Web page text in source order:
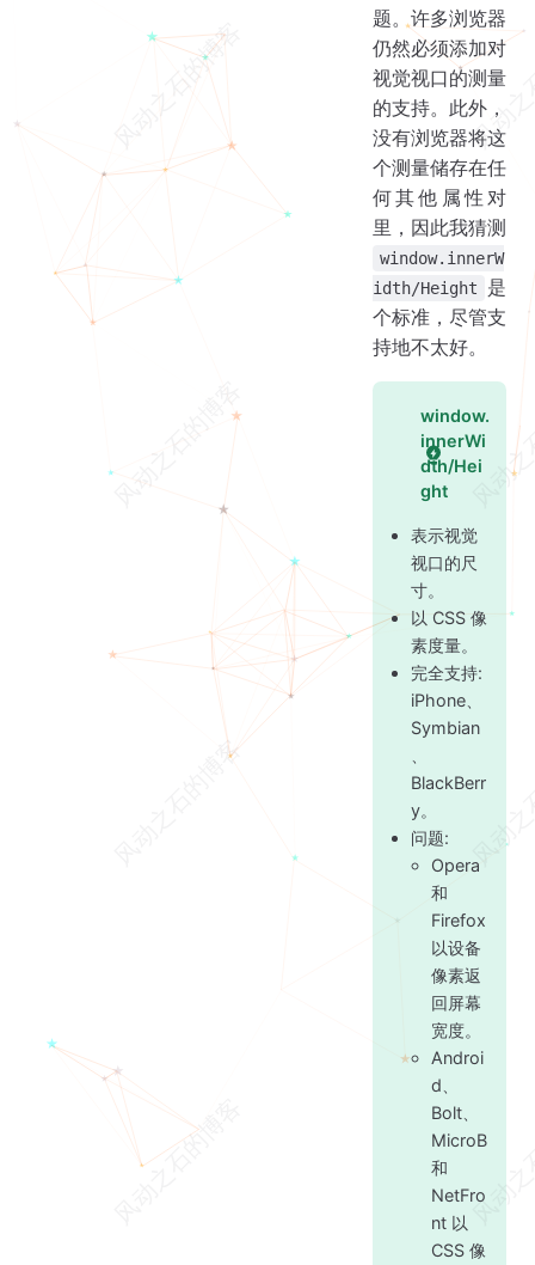
题。许多浏览器
仍然必须添加对
视觉视口的测量
的支持。此外，
没有浏览器将这
个测量储存在任
何其他属性对
里，因此我猜测
window.innerW
idth/Height
是
个标准，尽管支
持地不太好。
window.
innerWi
dth/Hei
ght
表示视觉
视口的尺
寸。
以 CSS 像
素度量。
完全支持:
iPhone、
Symbian
BlackBerr
y。
问题:
Opera
和
Firefox
以设备
像素返
回屏幕
宽度。
Androi
d、
Bolt、
MicroB
和
NetFro
nt 以
CSS 像